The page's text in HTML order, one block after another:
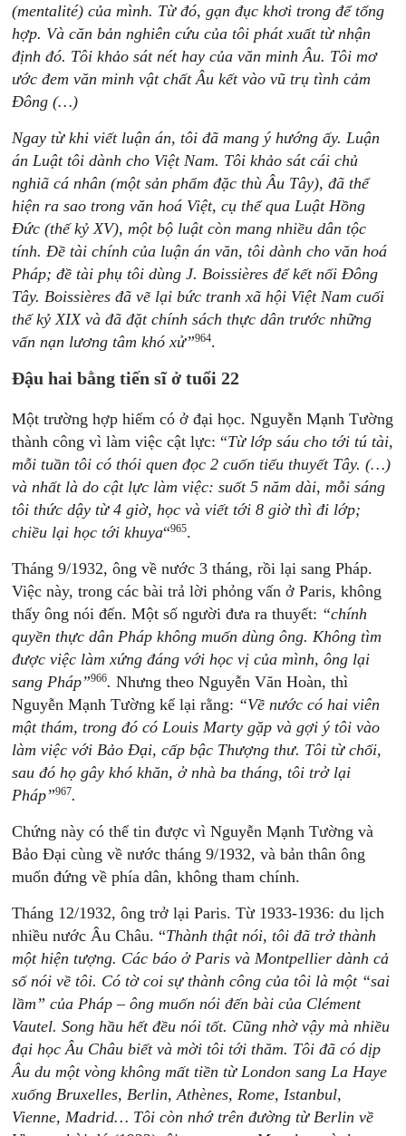
(mentalité) của mình. Từ đó, gạn đục khơi trong để tổng
hợp. Và căn bản nghiên cứu của tôi phát xuất từ nhận
định đó. Tôi khảo sát nét hay của văn minh Âu. Tôi mơ
ước đem văn minh vật chất Âu kết vào vũ trụ tình cảm
Đông (…)
Ngay từ khi viết luận án, tôi đã mang ý hướng ấy. Luận
án Luật tôi dành cho Việt Nam. Tôi khảo sát cái chủ
nghiã cá nhân (một sản phẩm đặc thù Âu Tây), đã thể
hiện ra sao trong văn hoá Việt, cụ thể qua Luật Hồng
Đức (thế kỷ XV), một bộ luật còn mang nhiều dân tộc
tính. Đề tài chính của luận án văn, tôi dành cho văn hoá
Pháp; đề tài phụ tôi dùng J. Boissières để kết nối Đông
Tây. Boissières đã vẽ lại bức tranh xã hội Việt Nam cuối
thế kỷ XIX và đã đặt chính sách thực dân trước những
vấn nạn lương tâm khó xử”964.
Đậu hai bằng tiến sĩ ở tuổi 22
Một trường hợp hiếm có ở đại học. Nguyễn Mạnh Tường
thành công vì làm việc cật lực: “Từ lớp sáu cho tới tú tài,
mỗi tuần tôi có thói quen đọc 2 cuốn tiểu thuyết Tây. (…)
và nhất là do cật lực làm việc: suốt 5 năm dài, mỗi sáng
tôi thức dậy từ 4 giờ, học và viết tới 8 giờ thì đi lớp;
chiều lại học tới khuya“965.
Tháng 9/1932, ông về nước 3 tháng, rồi lại sang Pháp.
Việc này, trong các bài trả lời phỏng vấn ở Paris, không
thấy ông nói đến. Một số người đưa ra thuyết: “chính
quyền thực dân Pháp không muốn dùng ông. Không tìm
được việc làm xứng đáng với học vị của mình, ông lại
sang Pháp”966. Nhưng theo Nguyễn Văn Hoàn, thì
Nguyễn Mạnh Tường kể lại rằng: “Về nước có hai viên
mật thám, trong đó có Louis Marty gặp và gợi ý tôi vào
làm việc với Bảo Đại, cấp bậc Thượng thư. Tôi từ chối,
sau đó họ gây khó khăn, ở nhà ba tháng, tôi trở lại
Pháp”967.
Chứng này có thể tin được vì Nguyễn Mạnh Tường và
Bảo Đại cùng về nước tháng 9/1932, và bản thân ông
muốn đứng về phía dân, không tham chính.
Tháng 12/1932, ông trở lại Paris. Từ 1933-1936: du lịch
nhiều nước Âu Châu. “Thành thật nói, tôi đã trở thành
một hiện tượng. Các báo ở Paris và Montpellier dành cả
số nói về tôi. Có tờ coi sự thành công của tôi là một “sai
lầm” của Pháp – ông muốn nói đến bài của Clément
Vautel. Song hầu hết đều nói tốt. Cũng nhờ vậy mà nhiều
đại học Âu Châu biết và mời tôi tới thăm. Tôi đã có dịp
Âu du một vòng không mất tiền từ London sang La Haye
xuống Bruxelles, Berlin, Athènes, Rome, Istanbul,
Vienne, Madrid… Tôi còn nhớ trên đường từ Berlin về